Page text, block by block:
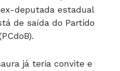
deputada estadual
de saída do Partido
já teria convite e